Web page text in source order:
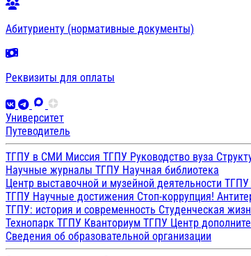
Абитуриенту (нормативные документы)
Реквизиты для оплаты
Университет
Путеводитель
ТГПУ в СМИ Миссия ТГПУ Руководство вуза
Научные журналы ТГПУ Научная библиотека
Центр выставочной и музейной деятельности ТГПУ
ТГПУ Научные достижения Стоп-коррупция!
ТГПУ: история и современность Студенческая
Технопарк ТГПУ Кванториум ТГПУ Центр
Сведения об образовательной организации